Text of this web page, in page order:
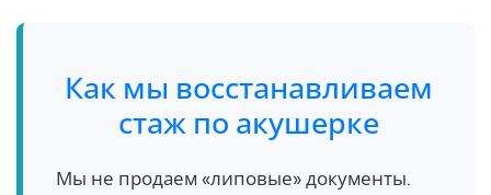
Как мы восстанавливаем
стаж по акушерке
Мы не продаем «липовые» документы.